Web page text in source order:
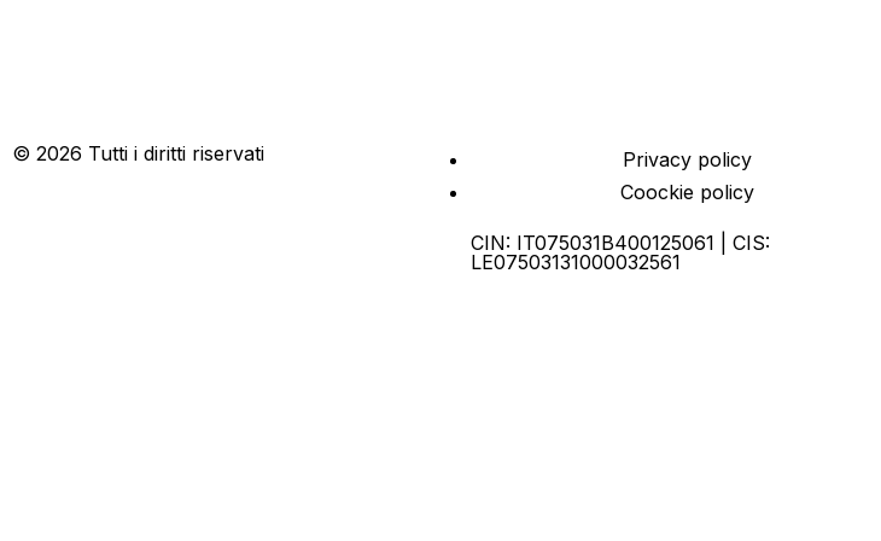
© 2026 Tutti i diritti riservati
Privacy policy
Coockie policy
CIN: IT075031B400125061 | CIS:
LE07503131000032561